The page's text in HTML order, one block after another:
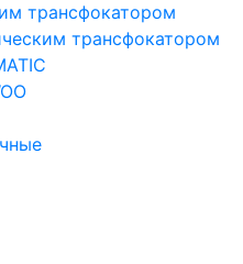
трансфокатором
трансфокатором